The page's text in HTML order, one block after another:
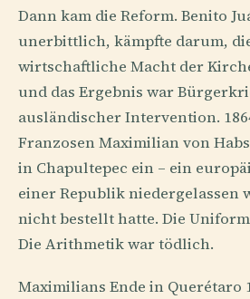
Dann kam die Reform. Benito
unerbittlich, kämpfte darum,
wirtschaftliche Macht der
und das Ergebnis war
ausländischer Intervention.
Franzosen Maximilian von
in Chapultepec ein – ein
einer Republik niedergelassen
nicht bestellt hatte. Die
Die Arithmetik war tödlich.
Maximilians Ende in Querétaro